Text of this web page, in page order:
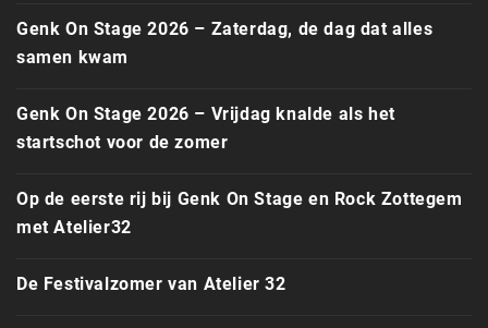
Genk On Stage 2026 – Zaterdag, de dag dat alles
samen kwam
Genk On Stage 2026 – Vrijdag knalde als het
startschot voor de zomer
Op de eerste rij bij Genk On Stage en Rock Zottegem
met Atelier32
De Festivalzomer van Atelier 32